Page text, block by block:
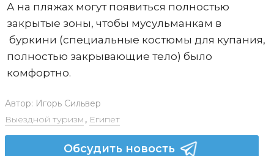
А на пляжах могут появиться полностью
закрытые зоны, чтобы мусульманкам в
буркини (специальные костюмы для купания,
полностью закрывающие тело) было
комфортно.
Автор: Игорь Сильвер
Выездной туризм , Египет
Обсудить новость